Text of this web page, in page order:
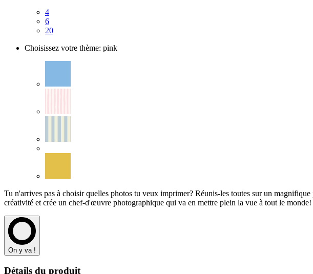
4
6
20
Choisissez votre thème: pink
Tu n'arrives pas à choisir quelles photos tu veux imprimer? Réunis-les toutes sur un
créativité et crée un chef-d'œuvre photographique qui va en mettre plein la vue à tout le monde!
On y va !
Détails du produit